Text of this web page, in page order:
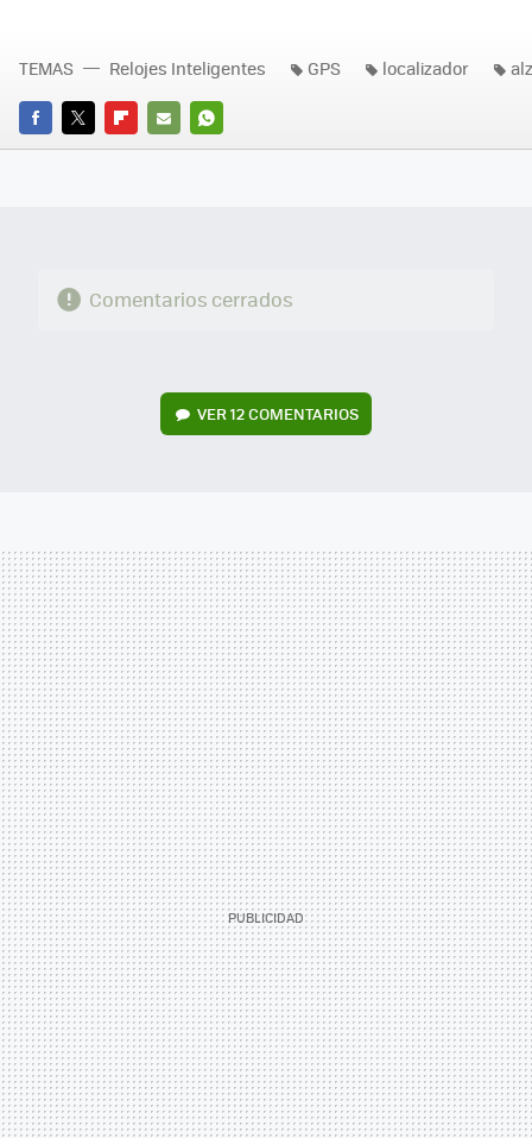
FACEBOOK
TWITTERFLIPBOARD
E-
WHATSAPP
TEMAS Relojes Inteligentes GPS localizador
Comentarios cerrados
VER12 COMENTARIOS